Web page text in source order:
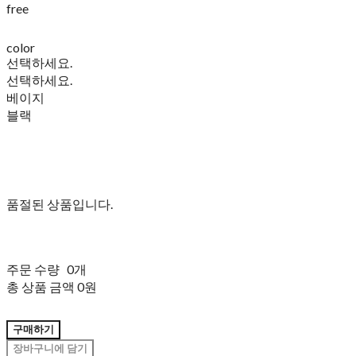
free
color
선택하세요.
선택하세요.
베이지
블랙
품절된 상품입니다.
주문 수량 0개
총 상품 금액 0원
구매하기
장바구니에 담기